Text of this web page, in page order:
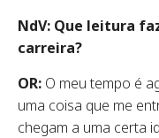
NdV: Que leitura
carreira?
OR: O meu tempo é
uma coisa que me
chegam a uma certa